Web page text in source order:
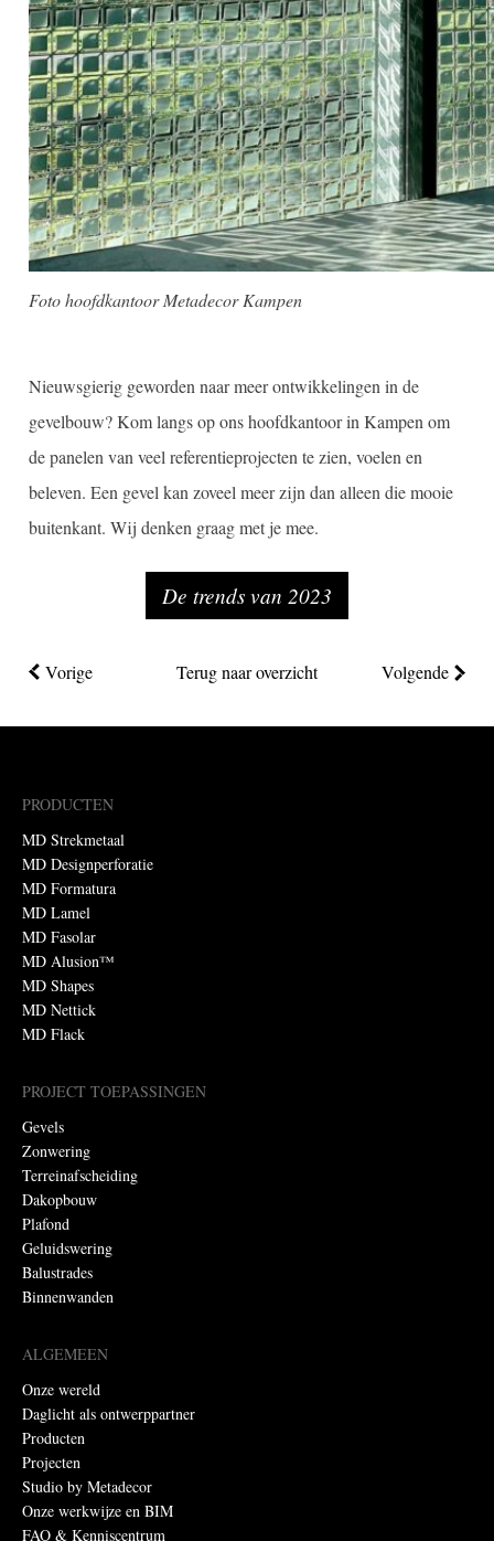
Foto hoofdkantoor Metadecor Kampen
Nieuwsgierig geworden naar meer ontwikkelingen in de
gevelbouw? Kom langs op ons hoofdkantoor in Kampen om
de panelen van veel referentieprojecten te zien, voelen en
beleven. Een gevel kan zoveel meer zijn dan alleen die mooie
buitenkant. Wij denken graag met je mee.
De trends van 2023
Vorige Terug naar overzicht Volgende
PRODUCTEN
MD Strekmetaal
MD Designperforatie
MD Formatura
MD Lamel
MD Fasolar
MD Alusion™
MD Shapes
MD Nettick
MD Flack
PROJECT TOEPASSINGEN
Gevels
Zonwering
Terreinafscheiding
Dakopbouw
Plafond
Geluidswering
Balustrades
Binnenwanden
ALGEMEEN
Onze wereld
Daglicht als ontwerppartner
Producten
Projecten
Studio by Metadecor
Onze werkwijze en BIM
FAQ & Kenniscentrum